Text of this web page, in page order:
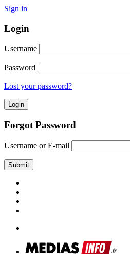
Sign in
Login
Username
Password
Lost your password?
Forgot Password
Username or E-mail